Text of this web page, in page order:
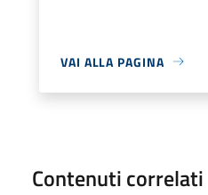
VAI ALLA PAGINA
Contenuti correlati